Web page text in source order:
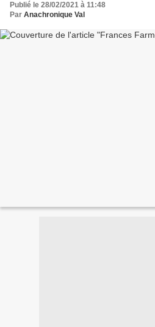
Publié le 28/02/2021 à 11:48
Par Anachronique Val